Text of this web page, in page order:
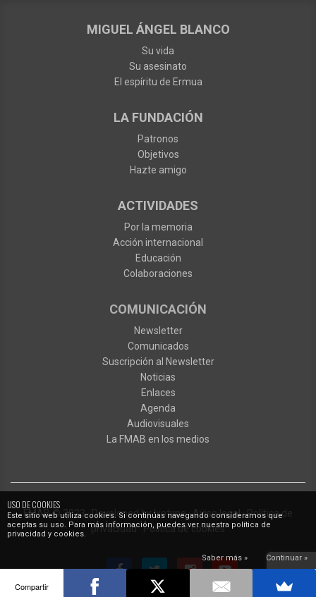
USO DE COOKIES
Este sitio web utiliza cookies. Si continúas navegando consideramos que
aceptas su uso. Para más información, puedes ver nuestra política de
privacidad y cookies.
Saber más » Continuar »
MIGUEL ÁNGEL BLANCO
Su vida
Su asesinato
El espíritu de Ermua
LA FUNDACIÓN
Patronos
Objetivos
Hazte amigo
ACTIVIDADES
Por la memoria
Acción internacional
Educación
Colaboraciones
COMUNICACIÓN
Newsletter
Comunicados
Suscripción al Newsletter
Noticias
Enlaces
Agenda
Audiovisuales
La FMAB en los medios
FMAB© 2023·Developed byIxotype·Aviso legal·Política de
privacidad·Política de cookies
Compartir